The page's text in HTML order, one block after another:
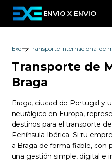
ENVIO X ENVIO
Exe Transporte Internacional de
Transporte de
Braga
Braga, ciudad de Portugal y
neurálgico en Europa,
destinos para el transporte
Península Ibérica. Si tu
a Braga de forma fiable, con
una gestión simple, digital e